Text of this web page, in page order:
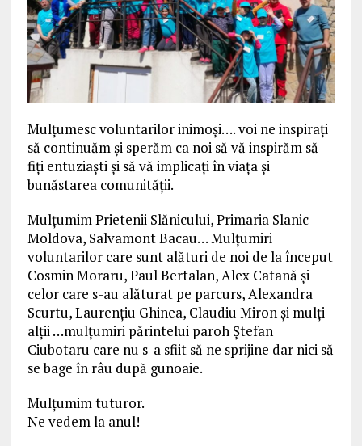
Mulțumesc voluntarilor inimoși…. voi ne inspirați
să continuăm și sperăm ca noi să vă inspirăm să
fiți entuziaști și să vă implicați în viața și
bunăstarea comunității.
Mulțumim Prietenii Slănicului, Primaria Slanic-
Moldova, Salvamont Bacau… Mulțumiri
voluntarilor care sunt alături de noi de la început
Cosmin Moraru, Paul Bertalan, Alex Catană și
celor care s-au alăturat pe parcurs, Alexandra
Scurtu, Laurențiu Ghinea, Claudiu Miron și mulți
alții …mulțumiri părintelui paroh Ștefan
Ciubotaru care nu s-a sfiit să ne sprijine dar nici să
se bage în râu după gunoaie.
Mulțumim tuturor.
Ne vedem la anul!